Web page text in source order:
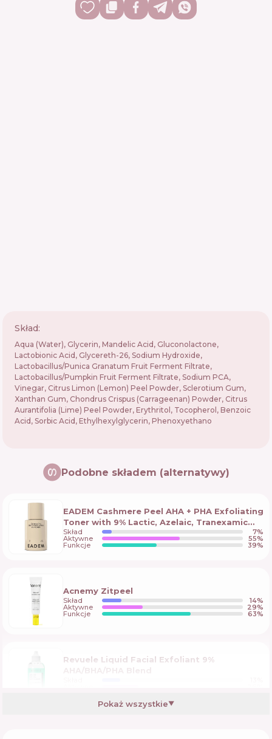
Skład:
Aqua (Water), Glycerin, Mandelic Acid, Gluconolactone,
Lactobionic Acid, Glycereth-26, Sodium Hydroxide,
Lactobacillus/Punica Granatum Fruit Ferment Filtrate,
Lactobacillus/Pumpkin Fruit Ferment Filtrate, Sodium PCA,
Vinegar, Citrus Limon (Lemon) Peel Powder, Sclerotium Gum,
Xanthan Gum, Chondrus Crispus (Carrageenan) Powder, Citrus
Aurantifolia (Lime) Peel Powder, Erythritol, Tocopherol, Benzoic
Acid, Sorbic Acid, Ethylhexylglycerin, Phenoxyethano
Podobne składem (alternatywy)
EADEM Cashmere Peel AHA + PHA Exfoliating
Toner with 9% Lactic, Azelaic, Tranexamic
Acids
Skład 7%
Aktywne 55%
Funkcje 39%
Acnemy Zitpeel
Skład 14%
Aktywne 29%
Funkcje 63%
Revuele Liquid Facial Exfoliant 9%
Pokaż wszystkie▼